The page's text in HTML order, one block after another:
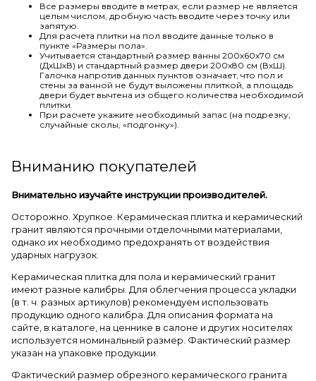
Все размеры вводите в метрах, если размер не является
целым числом, дробную часть вводите через точку или
запятую.
Для расчета плитки на пол вводите данные только в
пункте «Размеры пола».
Учитывается стандартный размер ванны 200х60х70 см
(ДхШхВ) и стандартный размер двери 200х80 см (ВхШ).
Галочка напротив данных пунктов означает, что пол и
стены за ванной не будут выложены плиткой, а площадь
двери будет вычтена из общего количества необходимой
плитки.
При расчете укажите необходимый запас (на подрезку,
случайные сколы, «подгонку»).
Вниманию покупателей
Внимательно изучайте инструкции производителей.
Осторожно. Хрупкое. Керамическая плитка и керамический
гранит являются прочными отделочными материалами,
однако их необходимо предохранять от воздействия
ударных нагрузок.
Керамическая плитка для пола и керамический гранит
имеют разные калибры. Для облегчения процесса укладки
(в т. ч. разных артикулов) рекомендуем использовать
продукцию одного калибра. Для описания формата на
сайте, в каталоге, на ценнике в салоне и других носителях
используется номинальный размер. Фактический размер
указан на упаковке продукции.
Фактический размер обрезного керамического гранита